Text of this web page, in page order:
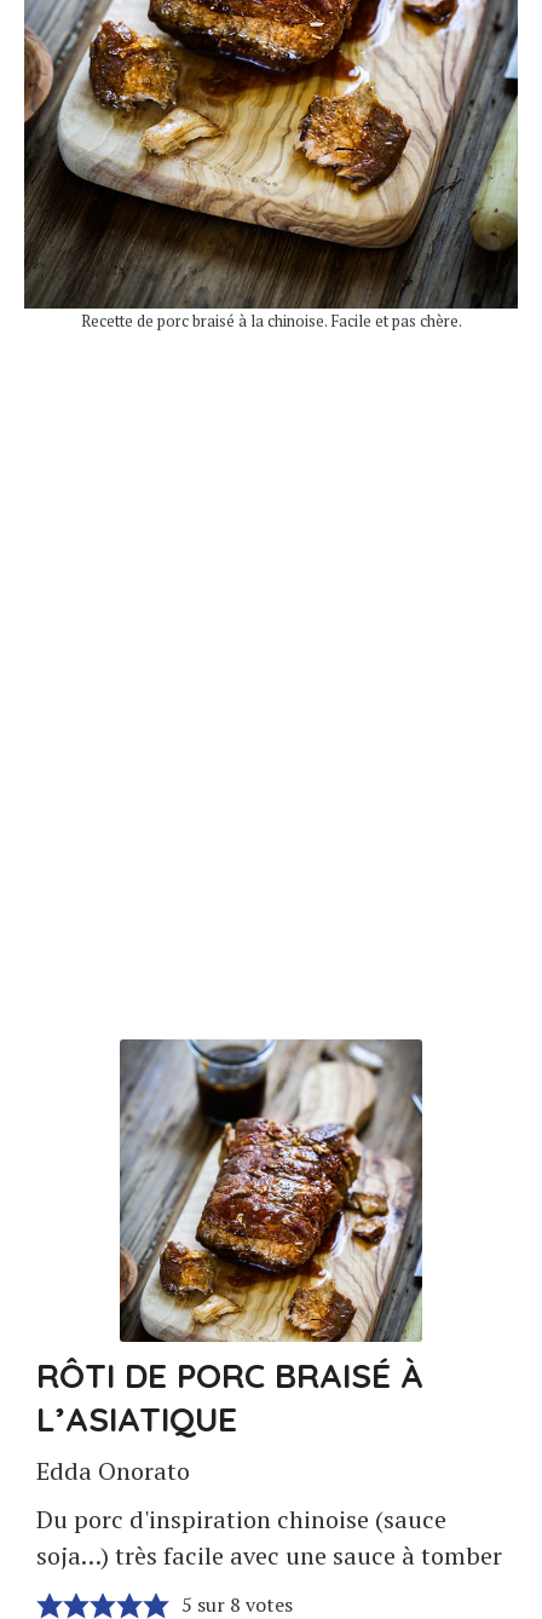
Recette de porc braisé à la chinoise. Facile et pas chère.
RÔTI DE PORC BRAISÉ À
L’ASIATIQUE
Edda Onorato
Du porc d'inspiration chinoise (sauce
soja…) très facile avec une sauce à tomber
5 sur 8 votes